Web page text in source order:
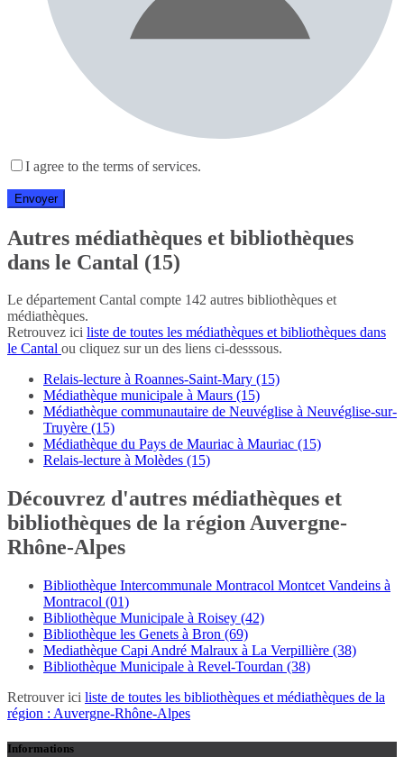
I agree to the terms of services.
Autres médiathèques et bibliothèques
dans le Cantal (15)
Le département Cantal compte 142 autres bibliothèques et
médiathèques.
Retrouvez ici liste de toutes les médiathèques et bibliothèques dans
le Cantal ou cliquez sur un des liens ci-desssous.
Relais-lecture à Roannes-Saint-Mary (15)
Médiathèque municipale à Maurs (15)
Médiathèque communautaire de Neuvéglise à Neuvéglise-sur-
Truyère (15)
Médiathèque du Pays de Mauriac à Mauriac (15)
Relais-lecture à Molèdes (15)
Découvrez d'autres médiathèques et
bibliothèques de la région Auvergne-
Rhône-Alpes
Bibliothèque Intercommunale Montracol Montcet Vandeins à
Montracol (01)
Bibliothèque Municipale à Roisey (42)
Bibliothèque les Genets à Bron (69)
Mediathèque Capi André Malraux à La Verpillière (38)
Bibliothèque Municipale à Revel-Tourdan (38)
Retrouver ici liste de toutes les bibliothèques et médiathèques de la
région : Auvergne-Rhône-Alpes
Informations